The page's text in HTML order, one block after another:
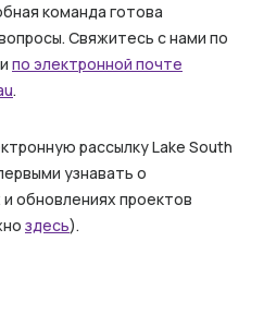
команда готова
Свяжитесь с нами по
по электронной почте
.
рассылку Lake South
узнавать о
обновлениях проектов
здесь).